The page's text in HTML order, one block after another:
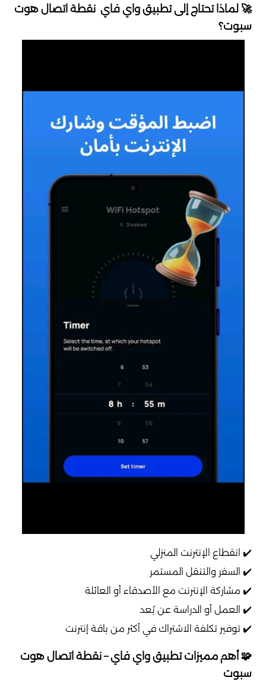
🚀 لماذا تحتاج إلى تطبيق واي فاي نقطة اتصال هوت
سبوت؟
✔️ انقطاع الإنترنت المنزلي
✔️ السفر والتنقل المستمر
✔️ مشاركة الإنترنت مع الأصدقاء أو العائلة
✔️ العمل أو الدراسة عن بُعد
✔️ توفير تكلفة الاشتراك في أكثر من باقة إنترنت
🧩 أهم مميزات تطبيق واي فاي – نقطة اتصال هوت
سبوت